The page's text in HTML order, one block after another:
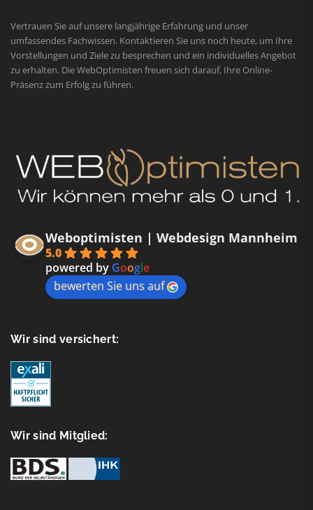
Vertrauen Sie auf unsere langjährige Erfahrung und unser
umfassendes Fachwissen. Kontaktieren Sie uns noch heute, um Ihre
Vorstellungen und Ziele zu besprechen und ein individuelles Angebot
zu erhalten. Die WebOptimisten freuen sich darauf, Ihre Online-
Präsenz zum Erfolg zu führen.
Weboptimisten | Webdesign Mannheim
5.0
powered by Google
bewerten Sie uns auf
Wir sind versichert:
Wir sind Mitglied: